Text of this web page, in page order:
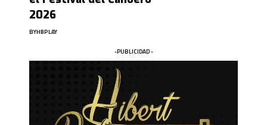
2026
BYHBPLAY
-PUBLICIDAD -